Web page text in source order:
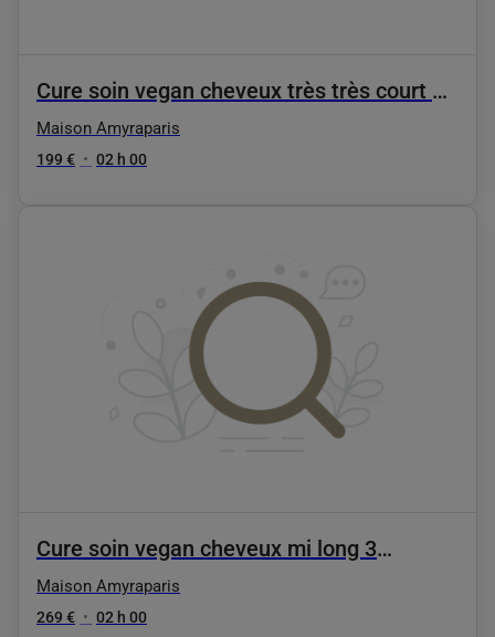
Cure soin vegan cheveux très très court 3
séances
Maison Amyraparis
199 € • 02 h 00
Cure soin vegan cheveux mi long 3
séances
Maison Amyraparis
269 € • 02 h 00